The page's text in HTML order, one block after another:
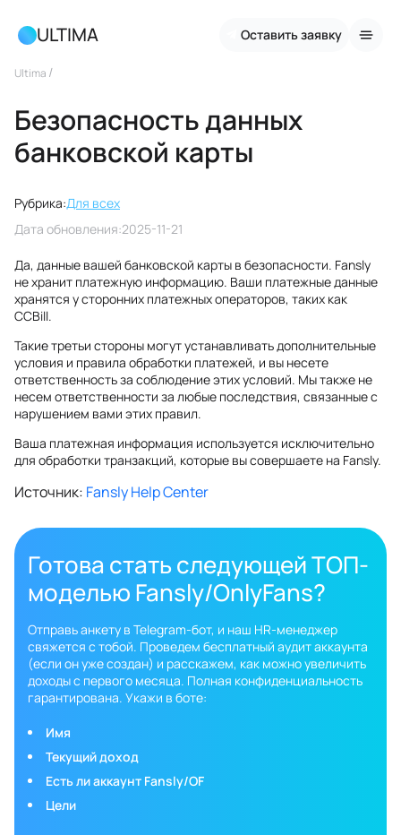
ULTIMA Оставить заявку
Ultima /
Безопасность данных
банковской карты
Рубрика:Для всех
Дата обновления:2025-11-21
Да, данные вашей банковской карты в безопасности. Fansly
не хранит платежную информацию. Ваши платежные данные
хранятся у сторонних платежных операторов, таких как
CCBill.
Такие третьи стороны могут устанавливать дополнительные
условия и правила обработки платежей, и вы несете
ответственность за соблюдение этих условий. Мы также не
несем ответственности за любые последствия, связанные с
нарушением вами этих правил.
Ваша платежная информация используется исключительно
для обработки транзакций, которые вы совершаете на Fansly.
Источник: Fansly Help Center
Готова стать следующей ТОП-
моделью Fansly/OnlyFans?
Отправь анкету в Telegram-бот, и наш HR-менеджер
свяжется с тобой. Проведем бесплатный аудит аккаунта
(если он уже создан) и расскажем, как можно увеличить
доходы с первого месяца. Полная конфиденциальность
гарантирована. Укажи в боте:
Имя
Текущий доход
Есть ли аккаунт Fansly/OF
Цели